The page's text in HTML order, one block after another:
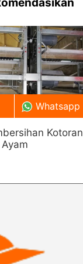
Kotoran
Ayam
Whatsapp